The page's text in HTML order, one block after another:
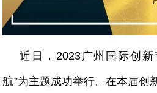
近日，2023广州国际创
航”为主题成功举行。在本届创